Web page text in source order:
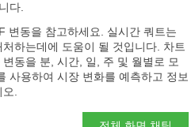
다.
변동을 참고하세요. 실시간 쿼트는
하는데에 도움이 될 것입니다. 차트
동을 분, 시간, 일, 주 및 월별로 모
사용하여 시장 변화를 예측하고 정보
.